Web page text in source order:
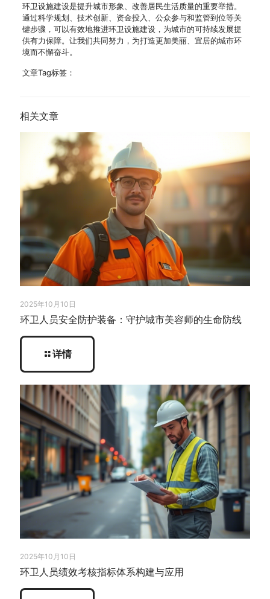
环卫设施建设是提升城市形象、改善居民生活质量的重要举措。
通过科学规划、技术创新、资金投入、公众参与和监管到位等关
键步骤，可以有效地推进环卫设施建设，为城市的可持续发展提
供有力保障。让我们共同努力，为打造更加美丽、宜居的城市环
境而不懈奋斗。
文章Tag标签：
相关文章
2025年10月10日
环卫人员安全防护装备：守护城市美容师的生命防线
详情
2025年10月10日
环卫人员绩效考核指标体系构建与应用